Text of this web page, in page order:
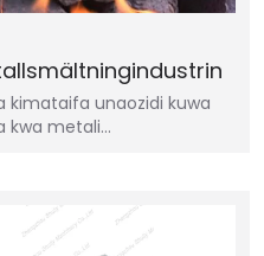
kimataifa unaozidi kuwa
kwa metali…